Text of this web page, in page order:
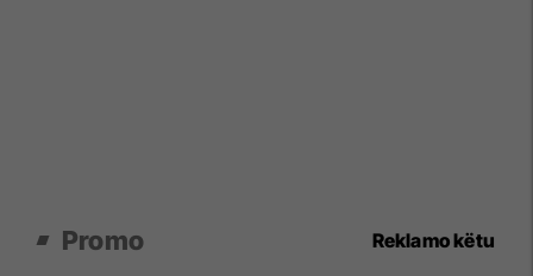
Promo Reklamo këtu